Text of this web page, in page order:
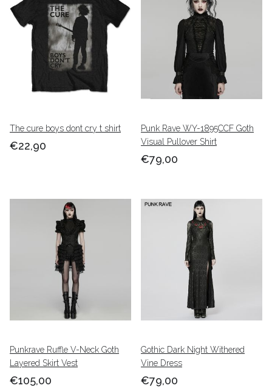
The cure boys dont cry t shirt
€22,90
Punk Rave WY-1895CCF Goth
Visual Pullover Shirt
€79,00
Punkrave Ruffle V-Neck Goth
Layered Skirt Vest
€105,00
Gothic Dark Night Withered
Vine Dress
€79,00